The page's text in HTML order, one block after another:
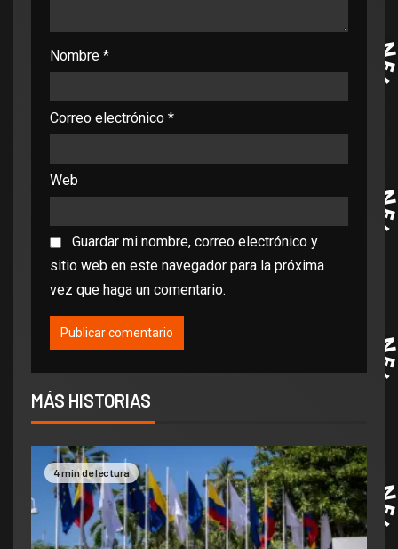
Nombre *
Correo electrónico *
Web
Guardar mi nombre, correo electrónico y
sitio web en este navegador para la próxima
vez que haga un comentario.
MÁS HISTORIAS
4 min de lectura